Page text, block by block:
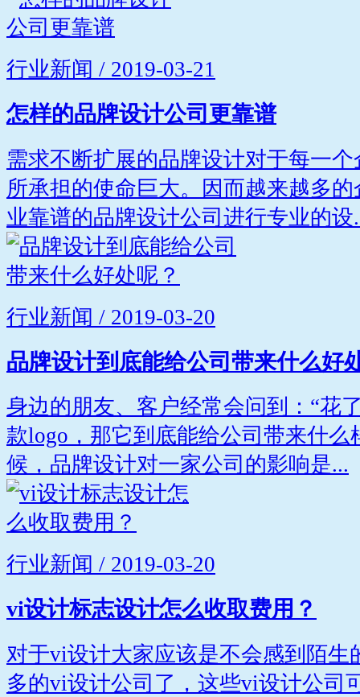
行业新闻 / 2019-03-21
怎样的品牌设计公司更靠谱
需求不断扩展的品牌设计对于每一
所承担的使命巨大。因而越来越多
业靠谱的品牌设计公司进行专业的设
行业新闻 / 2019-03-20
品牌设计到底能给公司带来什么好
身边的朋友、客户经常会问到：“花
款logo，那它到底能给公司带来什么
候，品牌设计对一家公司的影响是...
行业新闻 / 2019-03-20
vi设计标志设计怎么收取费用？
对于vi设计大家应该是不会感到陌生
多的vi设计公司了，这些vi设计公司